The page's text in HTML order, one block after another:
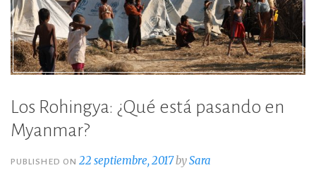
Los Rohingya: ¿Qué está pasando en
Myanmar?
PUBLISHED ON22 septiembre, 2017bySara